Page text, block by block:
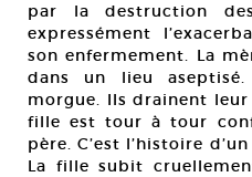
par la destruction
expressément
son enfermement. La
dans un lieu
morgue. Ils drainent
fille est tour à tour
père. C’est l’histoire
La fille subit